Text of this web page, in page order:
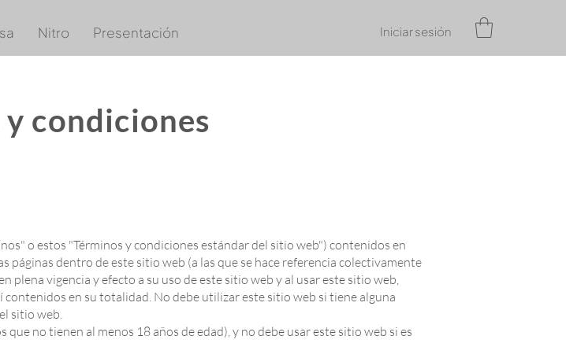
Nitro Presentación Iniciar sesión
condiciones
o estos "Términos y condiciones estándar del sitio web") contenidos en
páginas dentro de este sitio web (a las que se hace referencia colectivamente
plena vigencia y efecto a su uso de este sitio web y al usar este sitio web,
en su totalidad. No debe utilizar este sitio web si tiene alguna
sitio web.
no tienen al menos 18 años de edad), y no debe usar este sitio web si es